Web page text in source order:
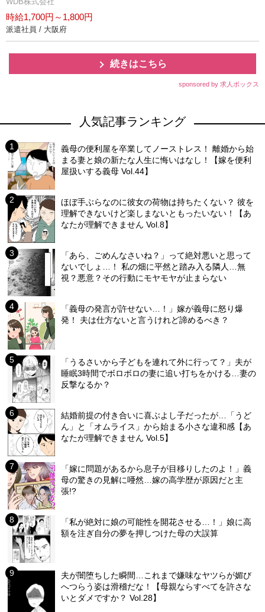
時給1,700円～1,800円
派遣社員 / 大阪府
続きはこちら
sponsored by 求人ボックス
人気記事ランキング
義母の便利屋を卒業してノーストレス！ 離婚から始
まる妻と娘の新たな人生に悔いはなし！【嫁を便利
屋扱いする義母 Vol.44】
ほぼ手ぶらなのに彼女の荷物は持ちたくない？ 彼を
理解できないけど楽しまないともったいない！【あ
なたが理解できません Vol.8】
「あら、ごめんなさいね？」って絶対悪いと思って
ないでしょ…！ 私の畑に平然と踏み入る隣人…無
視？悪意？その行動にモヤモヤが止まらない
「義母の発言が許せない…！」嫁が義母に怒り爆
発！ 夫は仕方ないと言うけれど諦めるべき？
「うるさいから子どもを連れて外に行って？」夫が
睡眠3時間でボロボロの妻に追い打ちをかける…妻の
反撃なるか？
結婚前提の付き合いに喜ぶよし子だったが…「うど
ん」と「オムライス」から始まる小さな違和感【あ
なたが理解できません Vol.5】
「嫁に問題があるから息子が目移りしたのよ！」義
母の驚きの見解に唖然…嫁の高学歴が原因だと主
張!?
「私が絶対に娘の可能性を開花させる…！」娘に高
額を注ぎ自分の夢を押しつけた母の大誤算
夫が闇堕ちした瞬間…これまで嫌味なヤツらが媚び
へつらう姿は滑稽だな！【母親ならすべてを許さな
いとダメですか？ Vol.28】